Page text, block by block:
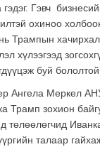
Гэвч
охиноо
Трампын
хүлээгээд
буй бололтой.
Ангела Меркел
Трамп зохион
төлөөлөгчид
талаар